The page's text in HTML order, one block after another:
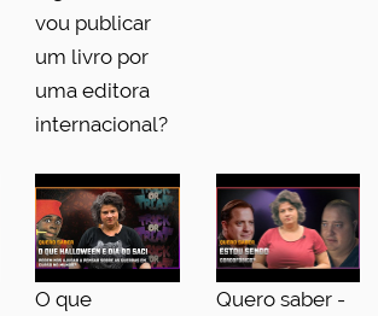
vou publicar
um livro por
uma editora
internacional?
O que
Quero saber -